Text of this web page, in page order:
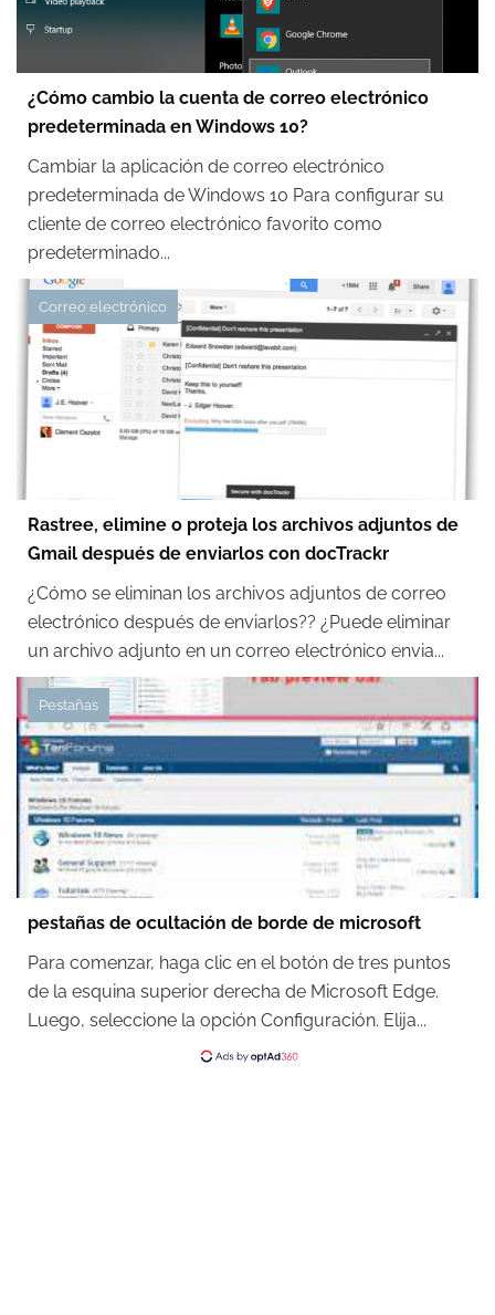
¿Cómo cambio la cuenta de correo electrónico
predeterminada en Windows 10?
Cambiar la aplicación de correo electrónico
predeterminada de Windows 10 Para configurar su
cliente de correo electrónico favorito como
predeterminado...
Correo electrónico
Rastree, elimine o proteja los archivos adjuntos de
Gmail después de enviarlos con docTrackr
¿Cómo se eliminan los archivos adjuntos de correo
electrónico después de enviarlos?? ¿Puede eliminar
un archivo adjunto en un correo electrónico envia...
Pestañas
pestañas de ocultación de borde de microsoft
Para comenzar, haga clic en el botón de tres puntos
de la esquina superior derecha de Microsoft Edge.
Luego, seleccione la opción Configuración. Elija...